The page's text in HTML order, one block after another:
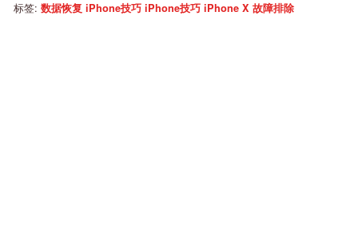
标签: 数据恢复 iPhone技巧 iPhone技巧 iPhone X 故障排除